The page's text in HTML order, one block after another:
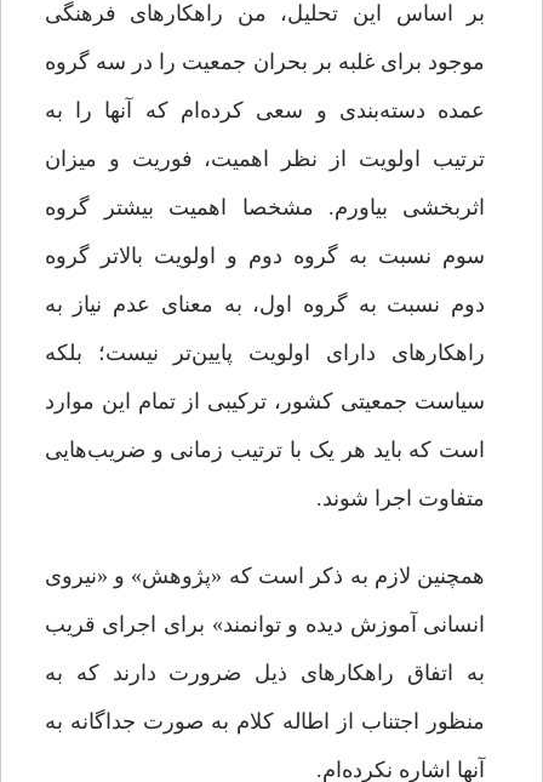
بر اساس این تحلیل، من راهکارهای فرهنگی
موجود برای غلبه بر بحران جمعیت را در سه گروه
عمده دسته‌بندی و سعی کرده‌ام که آنها را به
ترتیب اولویت از نظر اهمیت، فوریت و میزان
اثربخشی بیاورم. مشخصا اهمیت بیشتر گروه
سوم نسبت به گروه دوم و اولویت بالاتر گروه
دوم نسبت به گروه اول، به معنای عدم نیاز به
راهکارهای دارای اولویت پایین‌تر نیست؛ بلکه
سیاست جمعیتی کشور، ترکیبی از تمام این موارد
است که باید هر یک با ترتیب زمانی و ضریب‌هایی
متفاوت اجرا شوند.
همچنین لازم به ذکر است که «پژوهش» و «نیروی
انسانی آموزش دیده و توانمند» برای اجرای قریب
به اتفاق راهکارهای ذیل ضرورت دارند که به
منظور اجتناب از اطاله کلام به صورت جداگانه به
آنها اشاره نکرده‌ام.